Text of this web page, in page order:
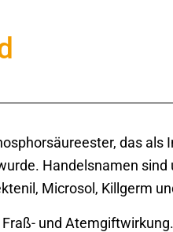
das
Handelsnamen
Microsol, Killgerm
und